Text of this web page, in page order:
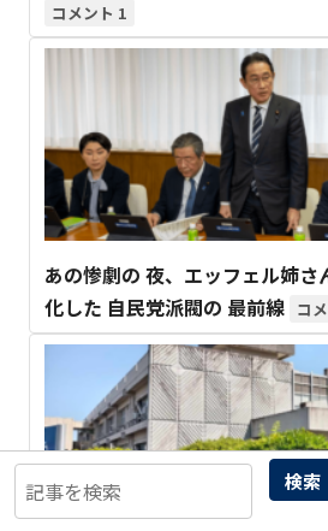
検索
1
あの惨劇の 夜、エッフェル姉
化した 自民党派閥の 最前線